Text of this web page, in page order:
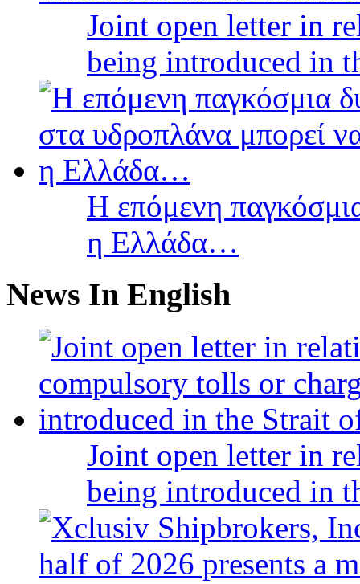
Joint open letter in
being introduced in
Η επόμενη
η Ελλάδα…
News In English
Joint open letter in
being introduced in